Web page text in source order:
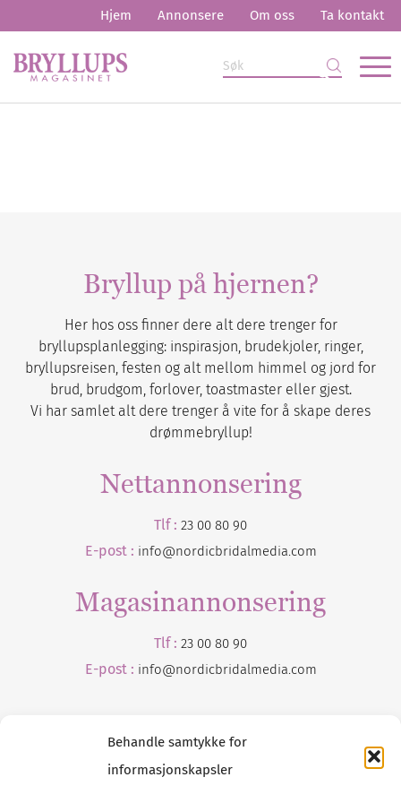
Behandle samtykke for
informasjonskapsler
Hjem Annonsere Om oss Ta kontakt
Bryllup på hjernen?
Her hos oss finner dere alt dere trenger for
bryllupsplanlegging: inspirasjon, brudekjoler, ringer,
bryllupsreisen, festen og alt mellom himmel og jord for
brud, brudgom, forlover, toastmaster eller gjest.
Vi har samlet alt dere trenger å vite for å skape deres
drømmebryllup!
Nettannonsering
Tlf : 23 00 80 90
E-post : info@nordicbridalmedia.com
Magasinannonsering
Tlf : 23 00 80 90
E-post : info@nordicbridalmedia.com